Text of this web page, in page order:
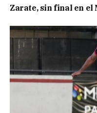
Zarate, sin final en el